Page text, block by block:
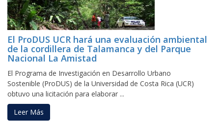
El ProDUS UCR hará una evaluación ambiental
de la cordillera de Talamanca y del Parque
Nacional La Amistad
El Programa de Investigación en Desarrollo Urbano
Sostenible (ProDUS) de la Universidad de Costa Rica (UCR)
obtuvo una licitación para elaborar ...
Leer Más